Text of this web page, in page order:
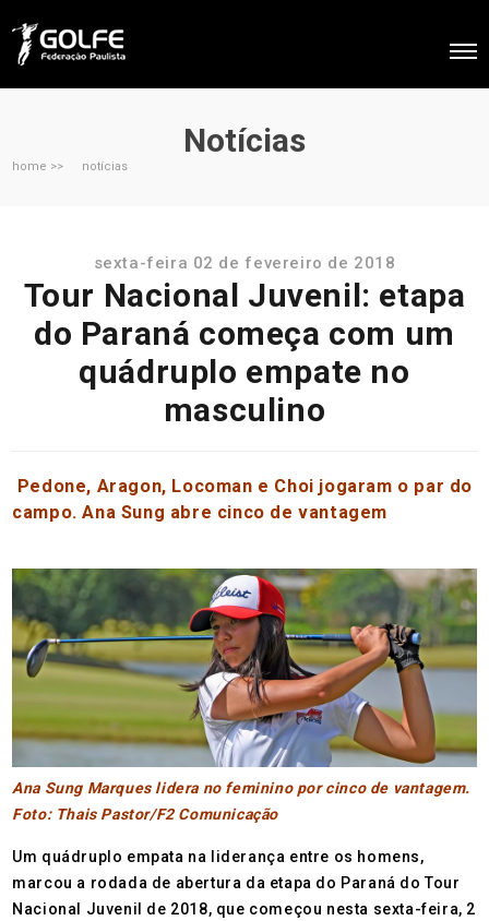
Notícias
home >> notícias
sexta-feira 02 de fevereiro de 2018
Tour Nacional Juvenil: etapa
do Paraná começa com um
quádruplo empate no
masculino
Pedone, Aragon, Locoman e Choi jogaram o par do
campo. Ana Sung abre cinco de vantagem
Ana Sung Marques lidera no feminino por cinco de vantagem.
Foto: Thais Pastor/F2 Comunicação
Um quádruplo empata na liderança entre os homens,
marcou a rodada de abertura da etapa do Paraná do Tour
Nacional Juvenil de 2018, que começou nesta sexta-feira, 2